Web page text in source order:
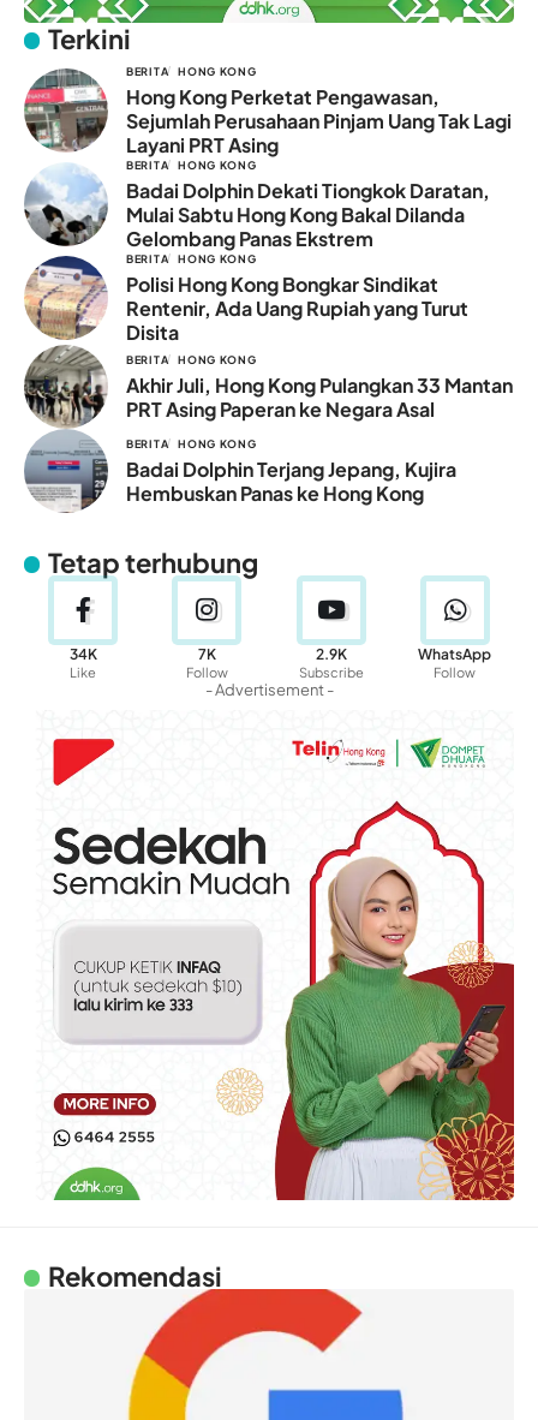
Terkini
BERITA HONG KONG
Hong Kong Perketat Pengawasan,
Sejumlah Perusahaan Pinjam Uang Tak Lagi
Layani PRT Asing
BERITA HONG KONG
Badai Dolphin Dekati Tiongkok Daratan,
Mulai Sabtu Hong Kong Bakal Dilanda
Gelombang Panas Ekstrem
BERITA HONG KONG
Polisi Hong Kong Bongkar Sindikat
Rentenir, Ada Uang Rupiah yang Turut
Disita
BERITA HONG KONG
Akhir Juli, Hong Kong Pulangkan 33 Mantan
PRT Asing Paperan ke Negara Asal
BERITA HONG KONG
Badai Dolphin Terjang Jepang, Kujira
Hembuskan Panas ke Hong Kong
Tetap terhubung
34K
Like
7K
Follow
2.9K
Subscribe
WhatsApp
Follow
- Advertisement -
Rekomendasi